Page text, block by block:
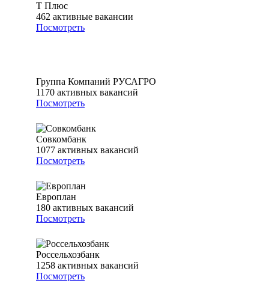
Т Плюс
462 активные вакансии
Посмотреть
Группа Компаний РУСАГРО
1170 активных вакансий
Посмотреть
Совкомбанк
1077 активных вакансий
Посмотреть
Европлан
180 активных вакансий
Посмотреть
Россельхозбанк
1258 активных вакансий
Посмотреть